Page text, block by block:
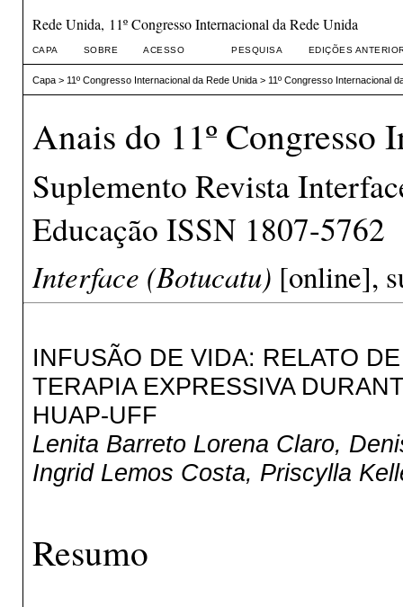
Rede Unida, 11º Congresso Internacional da Rede Unida
CAPA SOBRE ACESSO PESQUISA EDIÇÕES
Capa> 11º Congresso Internacional da Rede Unida> 11º Congresso Internacional
Anais do 11º Congresso
Suplemento Revista
Educação ISSN 1807-5762
Interface (Botucatu) [online],
INFUSÃO DE VIDA: RELATO
TERAPIA EXPRESSIVA
HUAP-UFF
Lenita Barreto Lorena Claro,
Ingrid Lemos Costa, Priscylla
Resumo